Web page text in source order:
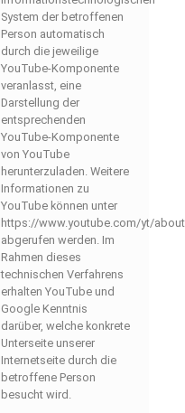
System der betroffenen
Person automatisch
durch die jeweilige
YouTube-Komponente
veranlasst, eine
Darstellung der
entsprechenden
YouTube-Komponente
von YouTube
herunterzuladen. Weitere
Informationen zu
YouTube können unter
https://www.youtube.com/yt/
abgerufen werden. Im
Rahmen dieses
technischen Verfahrens
erhalten YouTube und
Google Kenntnis
darüber, welche konkrete
Unterseite unserer
Internetseite durch die
betroffene Person
besucht wird.